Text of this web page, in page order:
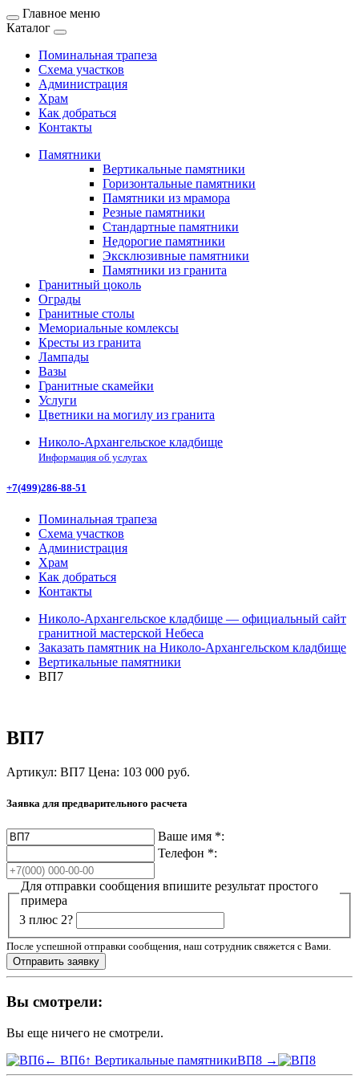
Главное меню
Каталог
Поминальная трапеза
Схема участков
Администрация
Храм
Как добраться
Контакты
Памятники
Вертикальные памятники
Горизонтальные памятники
Памятники из мрамора
Резные памятники
Стандартные памятники
Недорогие памятники
Эксклюзивные памятники
Памятники из гранита
Гранитный цоколь
Ограды
Гранитные столы
Мемориальные комлексы
Кресты из гранита
Лампады
Вазы
Гранитные скамейки
Услуги
Цветники на могилу из гранита
Николо-Архангельское кладбище
Информация об услугах
+7(499)286-88-51
Поминальная трапеза
Схема участков
Администрация
Храм
Как добраться
Контакты
Николо-Архангельское кладбище — официальный сайт
гранитной мастерской Небеса
Заказать памятник на Николо-Архангельском кладбище
Вертикальные памятники
ВП7
ВП7
Артикул: ВП7 Цена: 103 000 руб.
Заявка для предварительного расчета
Ваше имя *:
Телефон *:
Для отправки сообщения впишите результат простого
примера
3 плюс 2?
После успешной отправки сообщения, наш сотрудник свяжется с Вами.
Вы смотрели:
Вы еще ничего не смотрели.
← ВП6↑ Вертикальные памятникиВП8 →